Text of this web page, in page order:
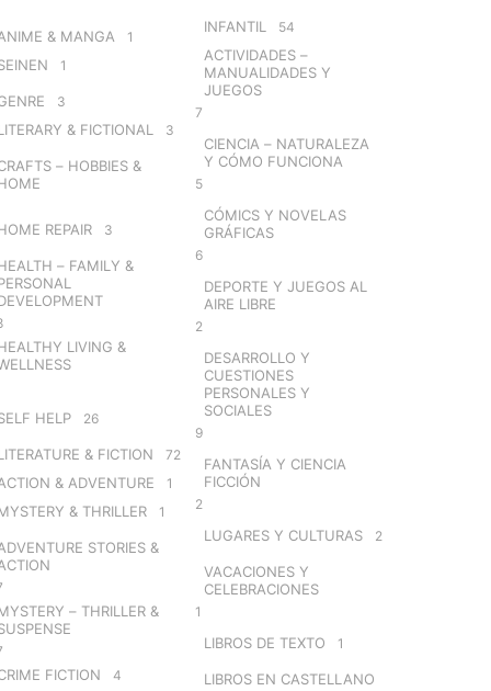
& MANGA 1
1
3
& FICTIONAL 3
– HOBBIES &
REPAIR 3
– FAMILY &
LIVING &
HELP 26
& FICTION 72
& ADVENTURE 1
& THRILLER 1
STORIES &
– THRILLER &
FICTION 4
INFANTIL 54
ACTIVIDADES –
MANUALIDADES Y
JUEGOS
7
CIENCIA – NATURALEZA
Y CÓMO FUNCIONA
5
CÓMICS Y NOVELAS
GRÁFICAS
6
DEPORTE Y JUEGOS AL
AIRE LIBRE
2
DESARROLLO Y
CUESTIONES
PERSONALES Y
SOCIALES
9
FANTASÍA Y CIENCIA
FICCIÓN
2
LUGARES Y CULTURAS 2
VACACIONES Y
CELEBRACIONES
1
LIBROS DE TEXTO 1
LIBROS EN CASTELLANO